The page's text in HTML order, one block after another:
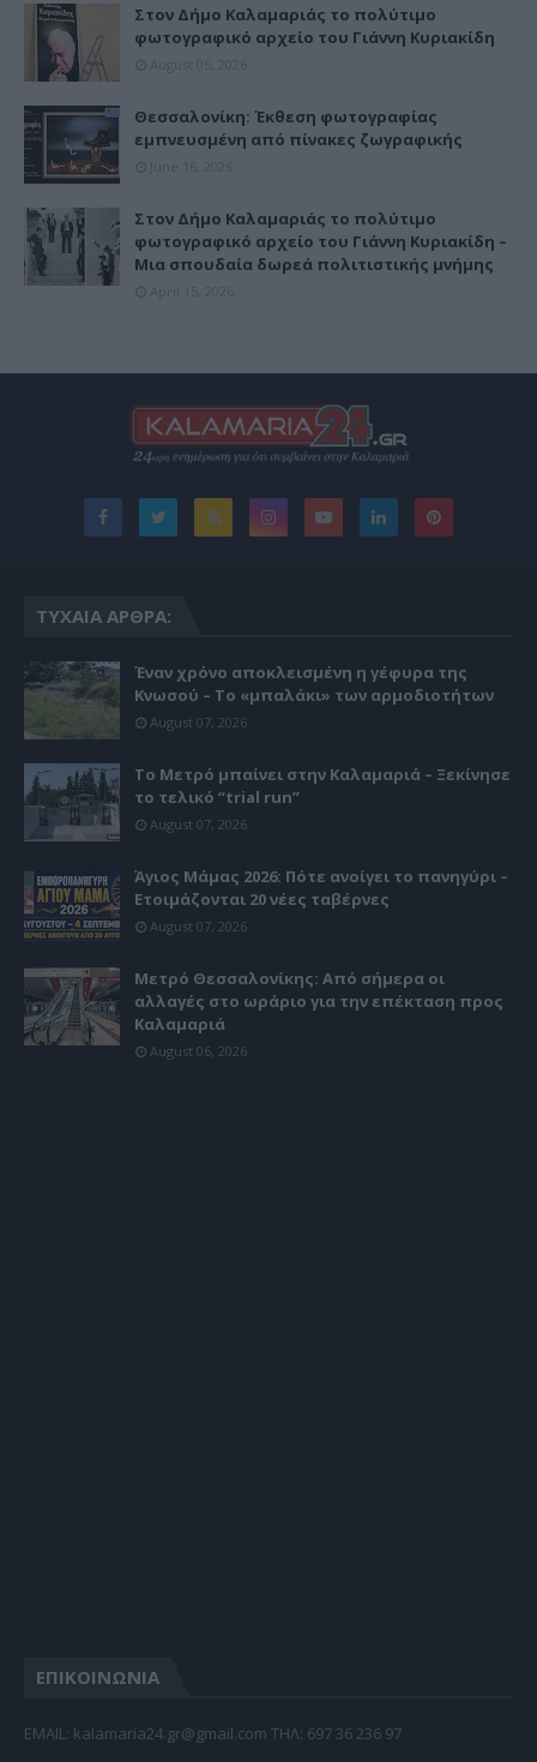
Στον Δήμο Καλαμαριάς το πολύτιμο
φωτογραφικό αρχείο του Γιάννη Κυριακίδη
Θεσσαλονίκη: Έκθεση φωτογραφίας
εμπνευσμένη από πίνακες ζωγραφικής
Στον Δήμο Καλαμαριάς το πολύτιμο
φωτογραφικό αρχείο του Γιάννη Κυριακίδη –
Μια σπουδαία δωρεά πολιτιστικής μνήμης
ΤΥΧΑΊΑ ΆΡΘΡΑ:
Έναν χρόνο αποκλεισμένη η γέφυρα της
Κνωσού – Το «μπαλάκι» των αρμοδιοτήτων
August 07, 2026
Το Μετρό μπαίνει στην Καλαμαριά – Ξεκίνησε
το τελικό “trial run”
August 07, 2026
Άγιος Μάμας 2026: Πότε ανοίγει το πανηγύρι –
Ετοιμάζονται 20 νέες ταβέρνες
August 07, 2026
Μετρό Θεσσαλονίκης: Από σήμερα οι
αλλαγές στο ωράριο για την επέκταση προς
Καλαμαριά
August 06, 2026
ΕΠΙΚΟΙΝΩΝΙΑ
EMAIL: kalamaria24.gr@gmail.com TΗΛ: 697 36 236 97